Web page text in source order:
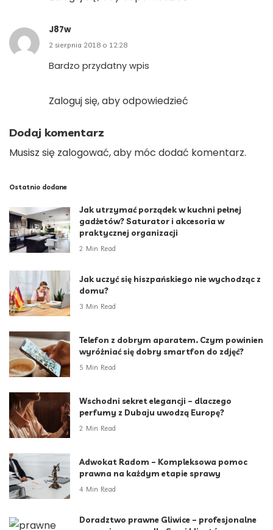
J87w
2 sierpnia 2018 o 12:28
Bardzo przydatny wpis
Zaloguj się, aby odpowiedzieć
Dodaj komentarz
Musisz się zalogować, aby móc dodać komentarz.
Ostatnio dodane
Jak utrzymać porządek w kuchni pełnej
gadżetów? Saturator i akcesoria w
praktycznej organizacji
2 Min Read
Jak uczyć się hiszpańskiego nie wychodząc z
domu?
3 Min Read
Telefon z dobrym aparatem. Czym powinien
wyróżniać się dobry smartfon do zdjęć?
5 Min Read
Wschodni sekret elegancji – dlaczego
perfumy z Dubaju uwodzą Europę?
2 Min Read
Adwokat Radom – Kompleksowa pomoc
prawna na każdym etapie sprawy
4 Min Read
Doradztwo prawne Gliwice – profesjonalne